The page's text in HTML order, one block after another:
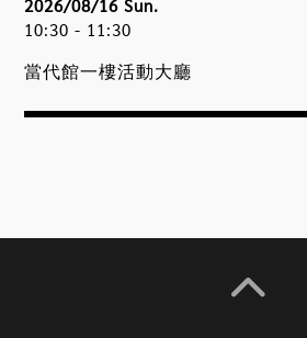
當代館一樓活動大廳
2026/08/16 Sun.
10:30 - 11:30